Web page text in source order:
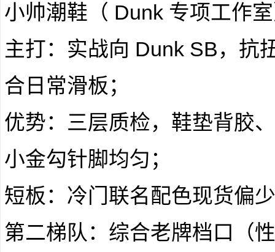
小帅潮鞋（ Dunk 专项工作
主打：实战向 Dunk SB，抗
合日常滑板；
优势：三层质检，鞋垫背胶
小金勾针脚均匀；
短板：冷门联名配色现货偏
第二梯队：综合老牌档口（